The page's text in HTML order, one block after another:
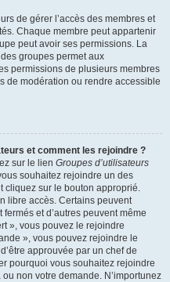
de gérer l’accès des membres et
Chaque membre peut appartenir
peut avoir ses permissions. La
groupes permet aux
permissions de plusieurs membres
de modération ou rendre accessible
et comment les rejoindre ?
sur le lien Groupes d’utilisateurs
souhaitez rejoindre un des
cliquez sur le bouton approprié.
libre accès. Certains peuvent
et d’autres peuvent même
», vous pouvez le rejoindre
», vous pouvez rejoindre le
approuvée par un chef de
pourquoi vous souhaitez rejoindre
non votre demande. N’importunez